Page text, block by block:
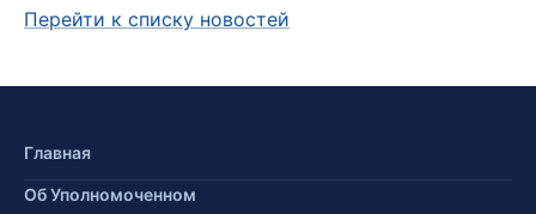
Перейти к списку новостей
Главная
Об Уполномоченном